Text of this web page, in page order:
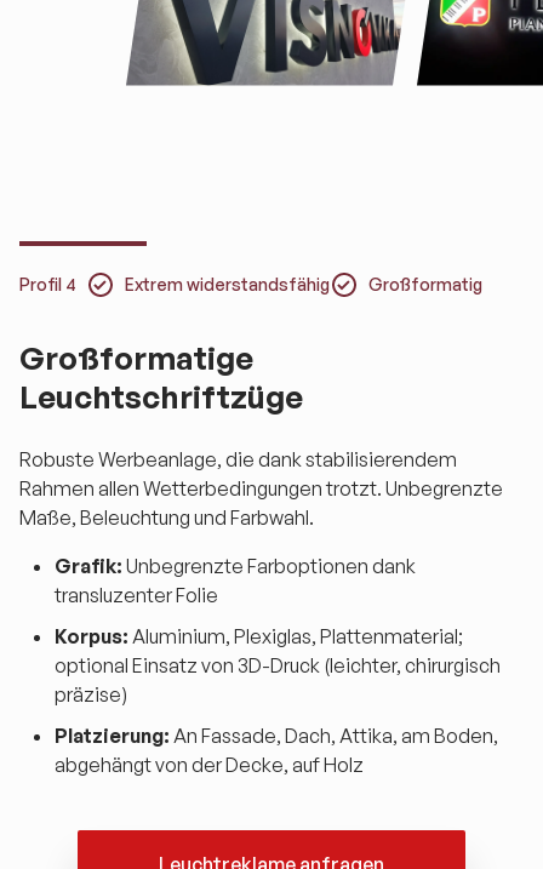
Profil 4 Extrem widerstandsfähig Großformatig
Großformatige
Leuchtschriftzüge
Robuste Werbeanlage, die dank stabilisierendem
Rahmen allen Wetterbedingungen trotzt. Unbegrenzte
Maße, Beleuchtung und Farbwahl.
Grafik: Unbegrenzte Farboptionen dank
transluzenter Folie
Korpus: Aluminium, Plexiglas, Plattenmaterial;
optional Einsatz von 3D-Druck (leichter, chirurgisch
präzise)
Platzierung: An Fassade, Dach, Attika, am Boden,
abgehängt von der Decke, auf Holz
Leuchtreklame anfragen